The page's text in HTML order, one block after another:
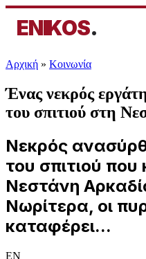
ENIKOS.
Αρχική » Κοινωνία
Ένας νεκρός
του σπιτιού στη
Νεκρός
του σπιτιού
Νεστάνη
Νωρίτερα, οι
καταφέρει...
EN